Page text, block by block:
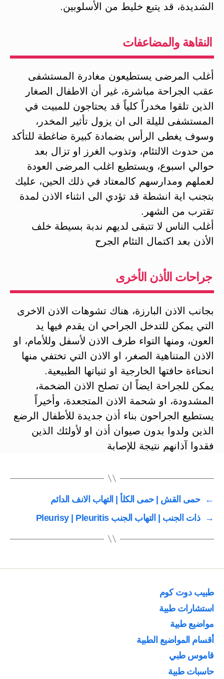
الشديدة، قد يتبع خليط من الأسلوبين.
النقاهة والمضاعفات
أغلب المرضى يستطيعون مغادرة المستشفى
عقب الجراحة مباشرة، غير أن الاطفال الصغار
الذين تلقوا مخدراً كلياً قد يحتاجون للمبيت في
المستشفى لليلة الى ان يزول تأثير المخدر،
وسوف يغطى الرأس بضمادة كبيرة ضاغطة للتأكد
من حدوث الالتئام، وتذوب الغرز او تزال بعد
حوالي اسبوع، ويستطيع اغلب المرضى العودة
لعملهم ومدارسهم كالمعتاد في ذلك الحين، عليك
بتجنب اية انشطة قد تؤدي الى انثناء الاذن لمدة
تقترب من الشهر.
أغلب الناس لا تتبقى لديهم ندبة بسيطة خلف
الأذن بعد اكتمال التئام الجرح
جراحات الأذن الأخرى
بجانب الاذن البارزة، هناك تشوهات الاذن الاخرى
التي يمكن للتدخل الجراحي ان يقدم فيها يد
العون، ومنها التواء طرف الاذن لأسفل وللأمام، او
الاذن المتناهية الصغر، او الاذن التي تختفي منها
انحناءة حافتها الخارجية او ثنياتها الطبيعية.
يمكن للجراحة ايضاً ان تصلح الاذن الضخمة،
المشدودة، او شحمة الاذن المتجعدة، وأخيراً
يستطيع الجراحون بناء أذن جديدة للأطفال الرضع
الذين ولدوا بدون صيوان أذن او لأولئك الذين
فقدوا آذانهم نتيجة للإصابة
←
حمى القش | حمى الكلأ | التهاب الانف الدائم
→
ذات الجنب | التهاب الجنب Pleurisy | Pleuritis
طبيب دوت كوم
استشارات طبية
مواضيع طبية
أقسام المواضيع الطبية
قاموس طبي
حاسبات طبية